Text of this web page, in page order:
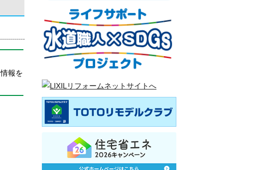
報を